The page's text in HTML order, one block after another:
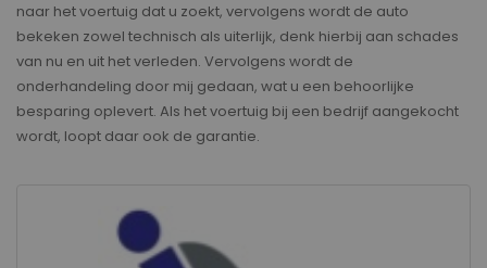
naar het voertuig dat u zoekt, vervolgens wordt de auto
bekeken zowel technisch als uiterlijk, denk hierbij aan schades
van nu en uit het verleden. Vervolgens wordt de
onderhandeling door mij gedaan, wat u een behoorlijke
besparing oplevert. Als het voertuig bij een bedrijf aangekocht
wordt, loopt daar ook de garantie.